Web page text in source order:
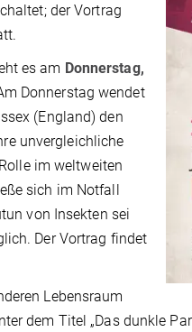
der Vortrag
es am Donnerstag,
Donnerstag wendet
(England) den
unvergleichliche
im weltweiten
sich im Notfall
von Insekten sei
Der Vortrag findet
Lebensraum
dem Titel „Das dunkle